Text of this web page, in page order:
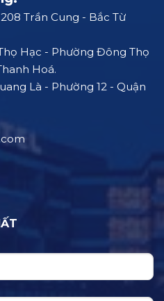
Trần Cung - Bắc Từ
Hạc - Phường Đông Thọ
Hoá.
Là - Phường 12 - Quận